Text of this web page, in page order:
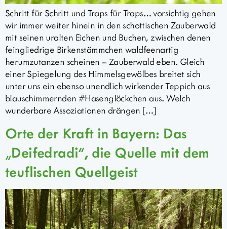
Schritt für Schritt und Traps für Traps… vorsichtig gehen
wir immer weiter hinein in den schottischen Zauberwald
mit seinen uralten Eichen und Buchen, zwischen denen
feingliedrige Birkenstämmchen waldfeenartig
herumzutanzen scheinen – Zauberwald eben. Gleich
einer Spiegelung des Himmelsgewölbes breitet sich
unter uns ein ebenso unendlich wirkender Teppich aus
blauschimmernden #Hasenglöckchen aus. Welch
wunderbare Assoziationen drängen […]
Orte der Kraft in Bayern: Das
„Deifedradi“, die Quelle mit dem
teuflischen Quellgeist